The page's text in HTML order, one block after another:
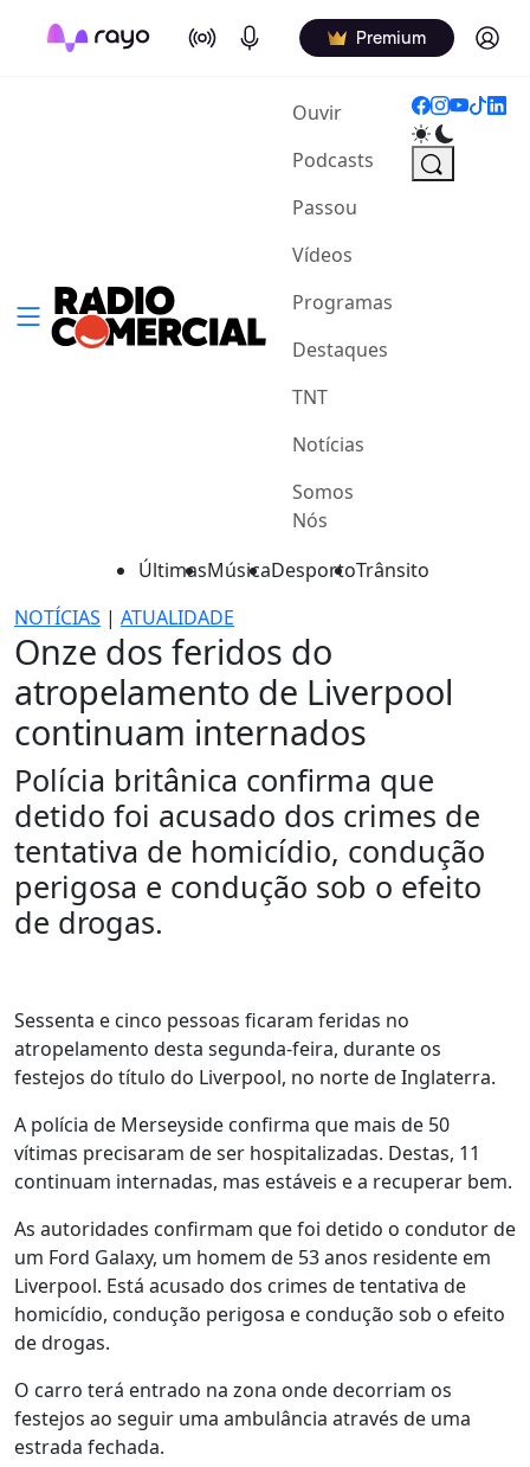
On Air Podcasts Premium Log in
Ouvir(current)
Podcasts
Passou
Vídeos
Programas
Destaques
TNT
Notícias
Somos
Nós
ÚltimasMúsicaDesportoTrânsito
NOTÍCIAS | ATUALIDADE
Onze dos feridos do
atropelamento de Liverpool
continuam internados
Polícia britânica confirma que
detido foi acusado dos crimes de
tentativa de homicídio, condução
perigosa e condução sob o efeito
de drogas.
Sessenta e cinco pessoas ficaram feridas no
atropelamento desta segunda-feira, durante os
festejos do título do Liverpool, no norte de Inglaterra.
A polícia de Merseyside confirma que mais de 50
vítimas precisaram de ser hospitalizadas. Destas, 11
continuam internadas, mas estáveis e a recuperar bem.
As autoridades confirmam que foi detido o condutor de
um Ford Galaxy, um homem de 53 anos residente em
Liverpool. Está acusado dos crimes de tentativa de
homicídio, condução perigosa e condução sob o efeito
de drogas.
O carro terá entrado na zona onde decorriam os
festejos ao seguir uma ambulância através de uma
estrada fechada.